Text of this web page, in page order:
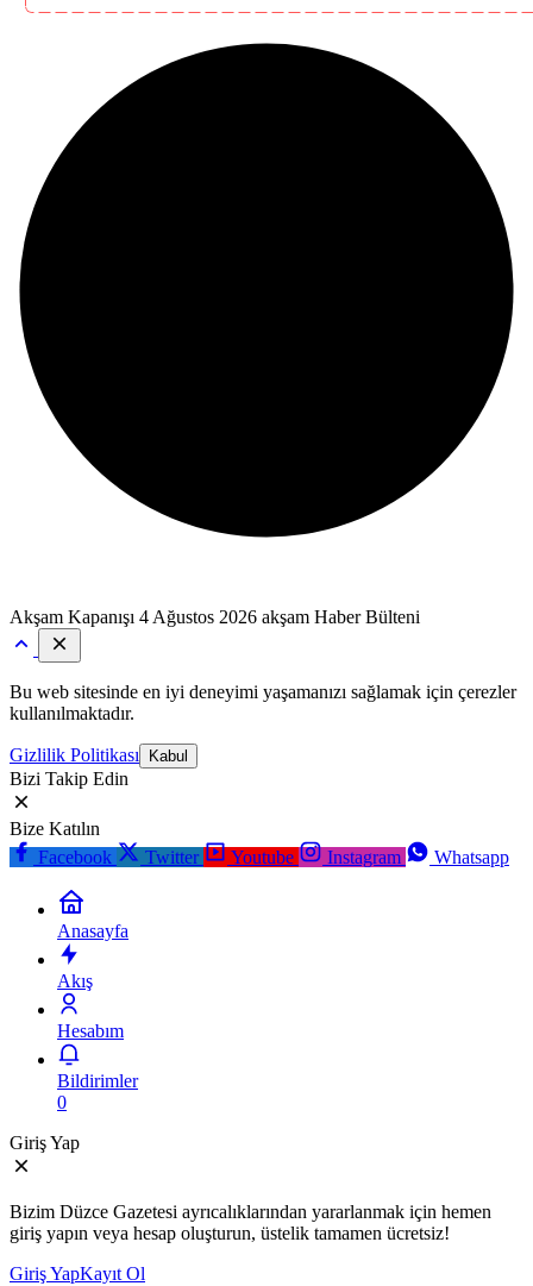
Akşam Kapanışı 4 Ağustos 2026 akşam Haber Bülteni
Bu web sitesinde en iyi deneyimi yaşamanızı sağlamak için çerezler
kullanılmaktadır.
Gizlilik Politikası Kabul
Bizi Takip Edin
Bize Katılın
Facebook
Twitter Youtube Instagram Whatsapp
Anasayfa
Akış
Hesabım
Bildirimler
0
Giriş Yap
Bizim Düzce Gazetesi ayrıcalıklarından yararlanmak için hemen
giriş yapın veya hesap oluşturun, üstelik tamamen ücretsiz!
Giriş YapKayıt Ol